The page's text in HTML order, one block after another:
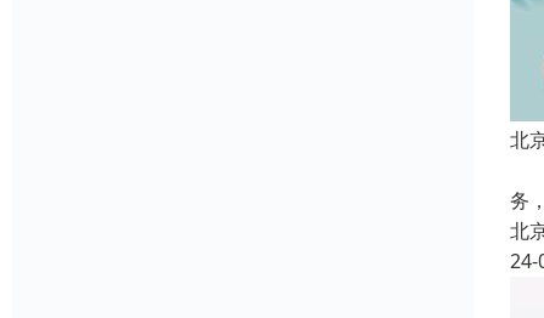
北
务
北
24-